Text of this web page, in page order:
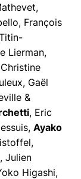
François
Lierman,
Gaël
&
, Eric
Ayako
, Julien
Higashi,